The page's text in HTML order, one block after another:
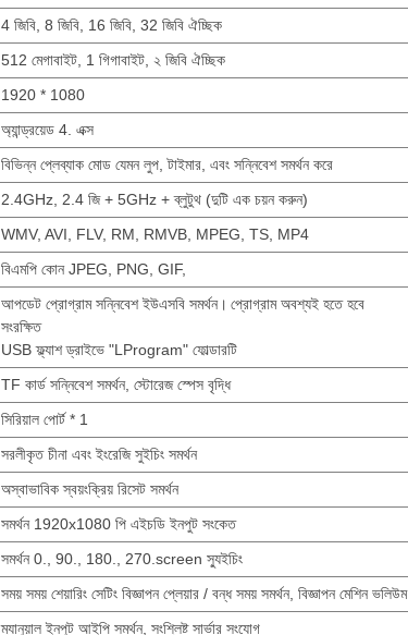
4 জিবি, 8 জিবি, 16 জিবি, 32 জিবি ঐচ্ছিক
512 মেগাবাইট, 1 গিগাবাইট, ২ জিবি ঐচ্ছিক
1920 * 1080
অ্যান্ড্রয়েড 4. এক্স
বিভিন্ন প্লেব্যাক মোড যেমন লুপ, টাইমার, এবং সন্নিবেশ সমর্থন করে
2.4GHz, 2.4 জি + 5GHz + ব্লুটুথ (দুটি এক চয়ন করুন)
WMV, AVI, FLV, RM, RMVB, MPEG, TS, MP4
বিএমপি কোন JPEG, PNG, GIF,
আপডেট প্রোগ্রাম সন্নিবেশ ইউএসবি সমর্থন। প্রোগ্রাম অবশ্যই হতে হবে
সংরক্ষিত
USB ফ্ল্যাশ ড্রাইভে "LProgram" ফোল্ডারটি
TF কার্ড সন্নিবেশ সমর্থন, স্টোরেজ স্পেস বৃদ্ধি
সিরিয়াল পোর্ট * 1
সরলীকৃত চীনা এবং ইংরেজি সুইচিং সমর্থন
অস্বাভাবিক স্বয়ংক্রিয় রিসেট সমর্থন
সমর্থন 1920x1080 পি এইচডি ইনপুট সংকেত
সমর্থন 0., 90., 180., 270.screen স্যুইচিং
সময় সময় শেয়ারিং সেটিং বিজ্ঞাপন প্লেয়ার / বন্ধ সময় সমর্থন, বিজ্ঞাপন মেশিন ভলিউম
ম্যানুয়াল ইনপুট আইপি সমর্থন, সংশ্লিষ্ট সার্ভার সংযোগ